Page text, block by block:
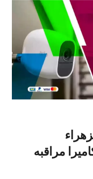
كاميرا مراقبه